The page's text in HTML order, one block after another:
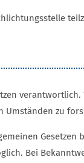
zu
Bei